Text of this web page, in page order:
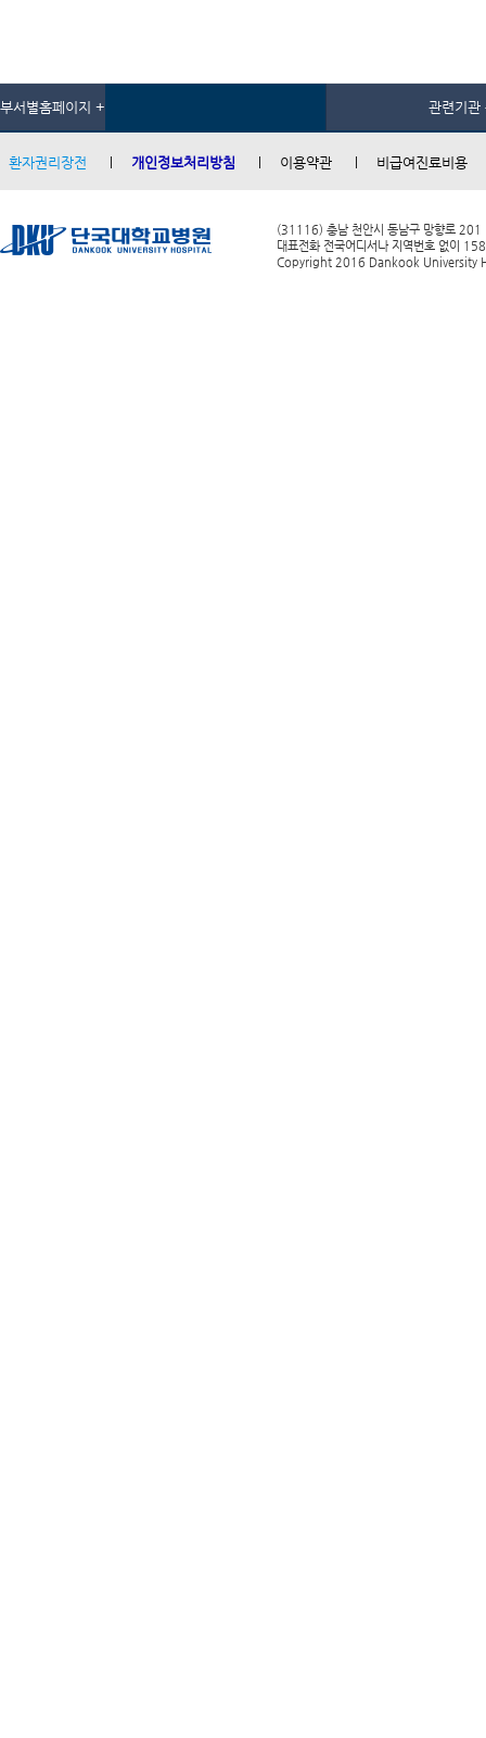
부서별홈페이지 + 관련기관
환자권리장전 개인정보처리방침 이용약관 비급여진료비용
(31116) 충남 천안시 동남구 망향로 201
대표전화 전국어디서나 지역번호 없이
Copyright 2016 Dankook University